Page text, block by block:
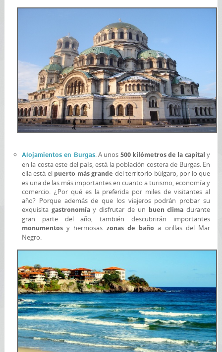
Alojamientos en Burgas. A unos 500 kilómetros de la capital y
en la costa este del país, está la población costera de Burgas. En
ella está el puerto más grande del territorio búlgaro, por lo que
es una de las más importantes en cuanto a turismo, economía y
comercio. ¿Por qué es la preferida por miles de visitantes al
año? Porque además de que los viajeros podrán probar su
exquisita gastronomíay disfrutar de un buen clima durante
gran parte del año, también descubrirán importantes
monumentosy hermosas zonas de baño a orillas del Mar
Negro.